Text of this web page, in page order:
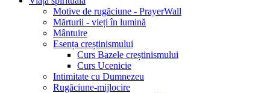
Motive de rugăciune - PrayerWall
Mărturii - vieți în lumină
Mântuire
Esența creștinismului
Curs Bazele creștinismului
Curs Ucenicie
Intimitate cu Dumnezeu
Rugăciune-mijlocire